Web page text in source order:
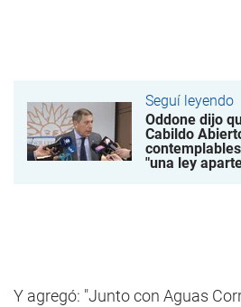
Seguí leyendo
Oddone dijo
Cabildo
"una ley
Y agregó: "Junto con Aguas